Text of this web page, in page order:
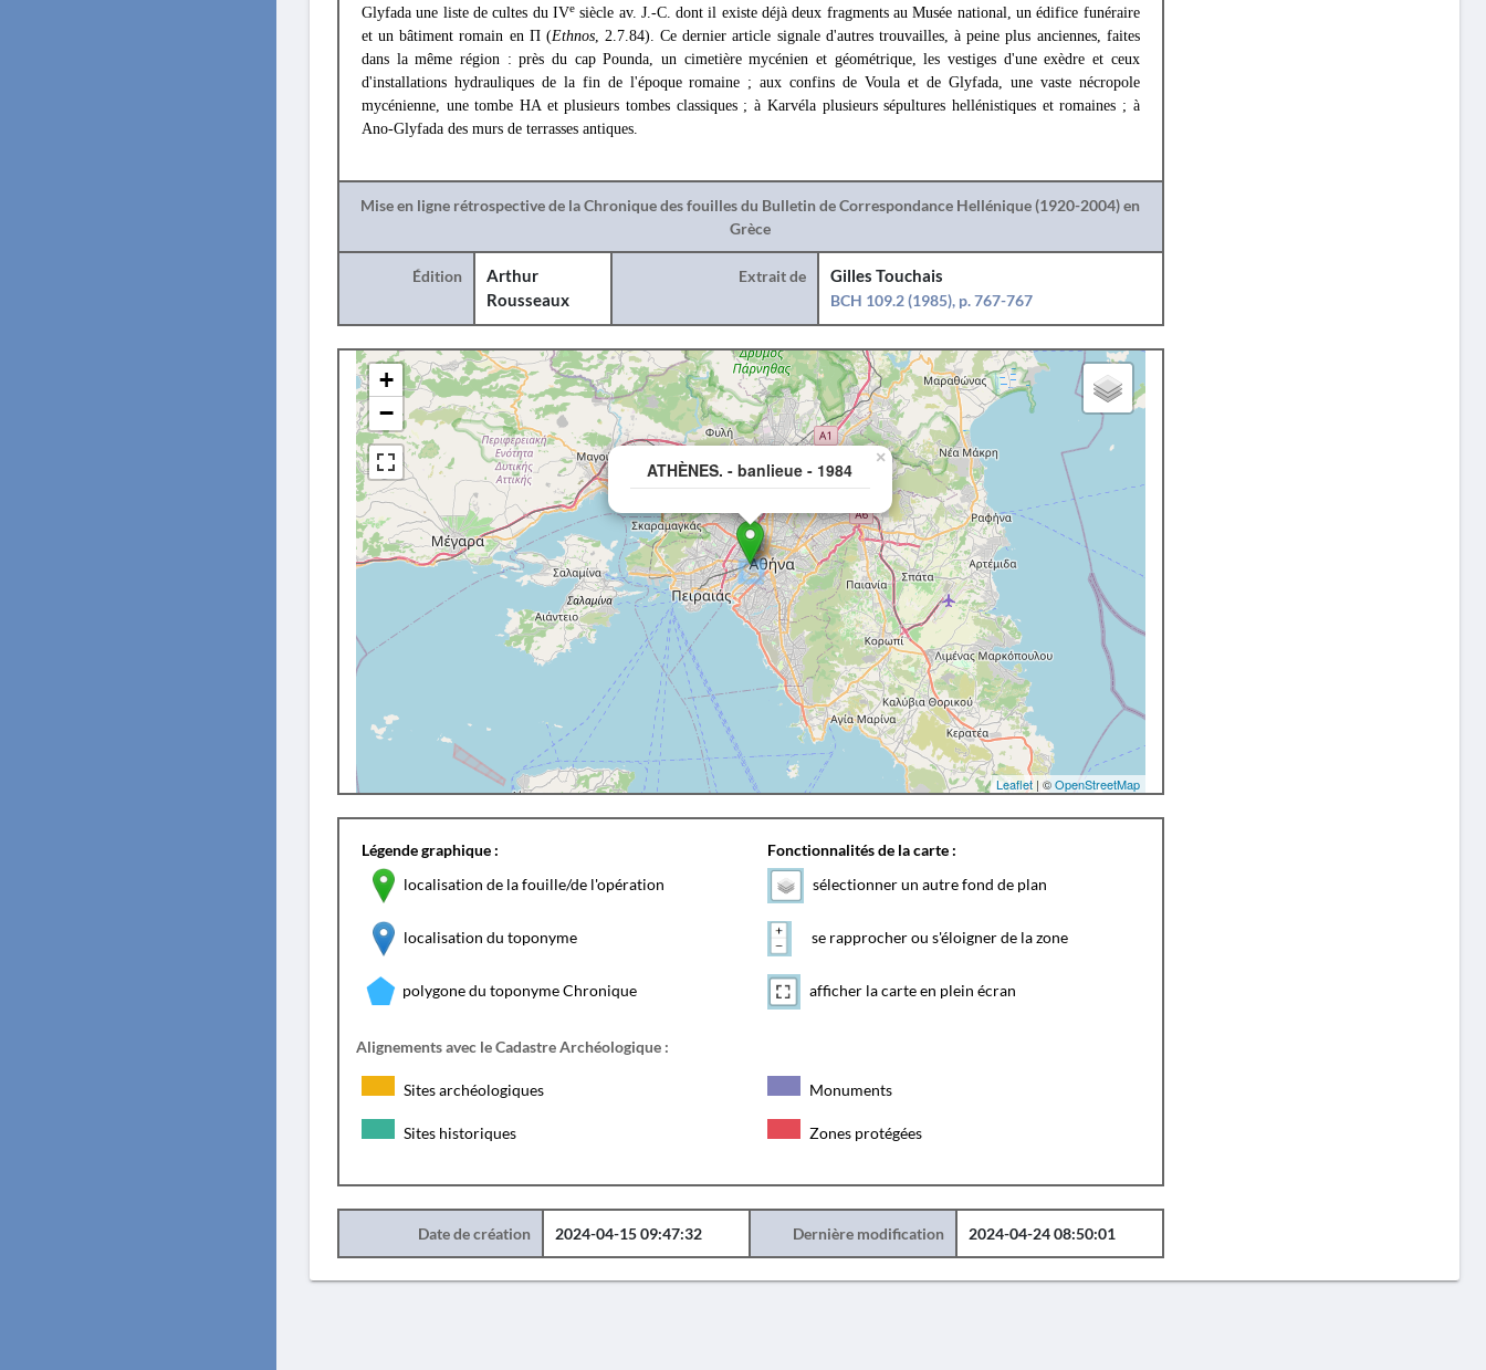
Glyfada une liste de cultes du IVesiècle av. J.-C. dont il existe déjà deux fragments au Musée national, un édifice funéraire
et un bâtiment romain en Π (Ethnos, 2.7.84). Ce dernier article signale d'autres trouvailles, à peine plus anciennes, faites
dans la même région : près du cap Pounda, un cimetière mycénien et géométrique, les vestiges d'une exèdre et ceux
d'installations hydrauliques de la fin de l'époque romaine ; aux confins de Voula et de Glyfada, une vaste nécropole
mycénienne, une tombe HA et plusieurs tombes classiques ; à Karvéla plusieurs sépultures hellénistiques et romaines ; à
Ano-Glyfada des murs de terrasses antiques.
Mise en ligne rétrospective de la Chronique des fouilles du Bulletin de Correspondance Hellénique (1920-2004) en
Grèce
Édition
Arthur
Rousseaux
Extrait de
Gilles Touchais
BCH 109.2 (1985), p. 767-767
ATHÈNES. - banlieue - 1984
×
+
−
Leaflet| ©OpenStreetMap
Légende graphique :
localisation de la fouille/de l'opération
localisation du toponyme
polygone du toponyme Chronique
Fonctionnalités de la carte :
sélectionner un autre fond de plan
se rapprocher ou s'éloigner de la zone
afficher la carte en plein écran
Alignements avec le Cadastre Archéologique :
Sites archéologiques Monuments
Sites historiques Zones protégées
Date de création 2024-04-15 09:47:32 Dernière modification 2024-04-24 08:50:01